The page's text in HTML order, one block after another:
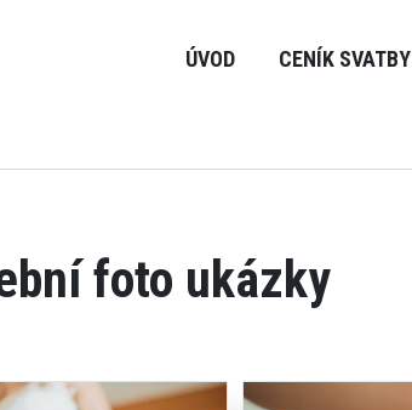
ÚVOD CENÍK SVATBY
foto ukázky